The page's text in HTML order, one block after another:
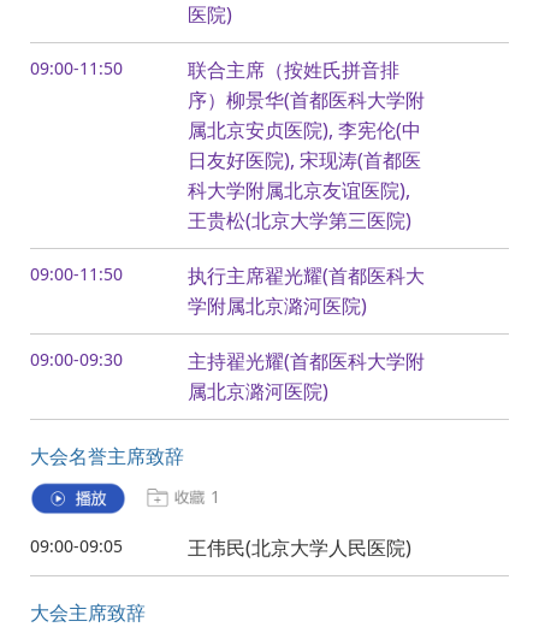
医院)
09:00-11:50
联合主席（按姓氏拼音排
序）柳景华(首都医科大学附
属北京安贞医院), 李宪伦(中
日友好医院), 宋现涛(首都医
科大学附属北京友谊医院),
王贵松(北京大学第三医院)
09:00-11:50
执行主席翟光耀(首都医科大
学附属北京潞河医院)
09:00-09:30
主持翟光耀(首都医科大学附
属北京潞河医院)
大会名誉主席致辞
1
09:00-09:05 王伟民(北京大学人民医院)
大会主席致辞